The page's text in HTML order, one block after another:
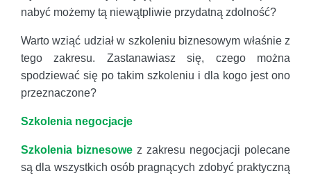
nabyć możemy tą niewątpliwie przydatną zdolność?
Warto wziąć udział w szkoleniu biznesowym właśnie z
tego zakresu. Zastanawiasz się, czego można
spodziewać się po takim szkoleniu i dla kogo jest ono
przeznaczone?
Szkolenia negocjacje
Szkolenia biznesowe z zakresu negocjacji polecane
są dla wszystkich osób pragnących zdobyć praktyczną